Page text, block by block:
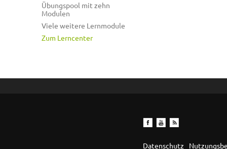
Übungspool mit zehn
Modulen
Viele weitere Lernmodule
Zum Lerncenter
Datenschutz